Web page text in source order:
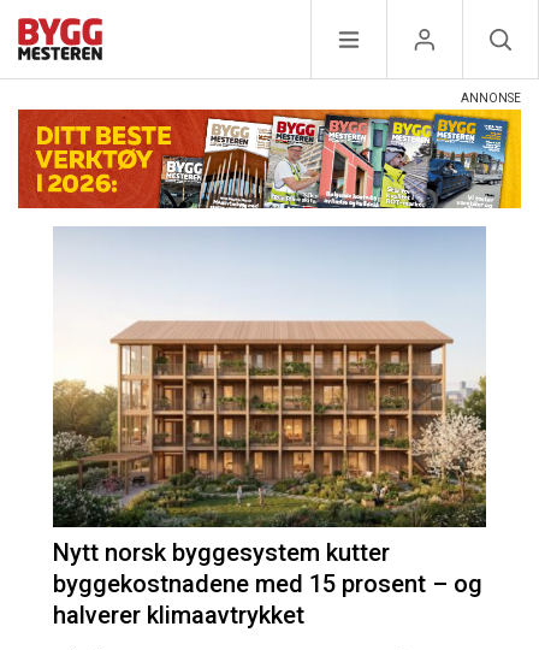
Nytt norsk byggesystem kutter
byggekostnadene med 15 prosent – og
halverer klimaavtrykket